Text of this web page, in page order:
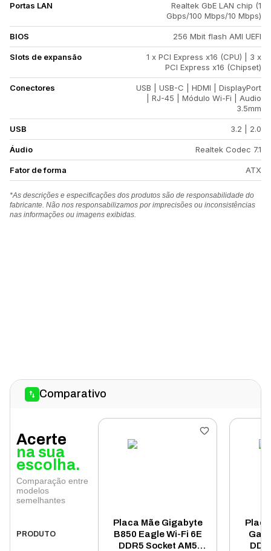
Portas LAN
Realtek GbE LAN chip (1
Gbps/100 Mbps/10 Mbps)
BIOS 256 Mbit flash AMI UEFI
Slots de expansão
1 x PCI Express x16 (CPU) | 3 x
PCI Express x16 (Chipset)
Conectores
USB | USB-C | HDMI | DisplayPort
| RJ-45 | Módulo Wi-Fi | Audio
3.5mm
USB 3.2 | 2.0
Áudio Realtek Codec 7.1
Fator de forma ATX
*As descrições e especificações dos produtos são de responsabilidade do
fabricante. Não nos responsabilizamos por imprecisões ou inconsistências
nas informações ou imagens exibidas.
Comparativo
Acerte
na sua
escolha.
Comparação entre
modelos
semelhantes
PRODUTO
Placa Mãe Gigabyte
B850 Eagle Wi-Fi 6E
DDR5 Socket AM5
Placa